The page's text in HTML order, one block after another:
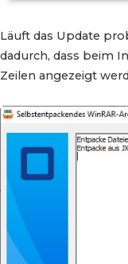
Läuft das Update
dadurch, dass beim
Zeilen angezeigt